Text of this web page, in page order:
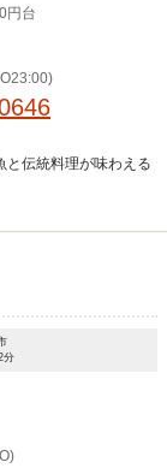
円台
と伝統料理が味わえる
分